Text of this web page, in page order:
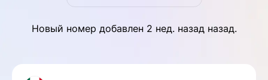
Новый номер добавлен 2 нед. назадназад.